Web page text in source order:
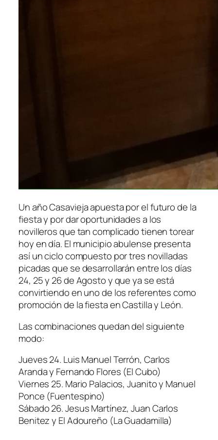
Un año Casavieja apuesta por el futuro de la
fiesta y por dar oportunidades a los
novilleros que tan complicado tienen torear
hoy en día. El municipio abulense presenta
así un ciclo compuesto por tres novilladas
picadas que se desarrollarán entre los días
24, 25 y 26 de Agosto y que ya se está
convirtiendo en uno de los referentes como
promoción de la fiesta en Castilla y León.
Las combinaciones quedan del siguiente
modo:
Jueves 24. Luis Manuel Terrón, Carlos
Aranda y Fernando Flores (El Cubo)
Viernes 25. Mario Palacios, Juanito y Manuel
Ponce (Fuentespino)
Sábado 26. Jesus Martínez, Juan Carlos
Benitez y El Adoureño (La Guadamilla)